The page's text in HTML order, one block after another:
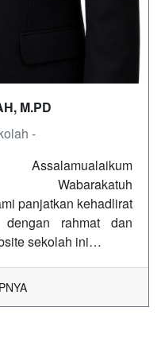
M.PD
-
Assalamualaikum
panjatkan kehadlirat
rahmat dan
sekolah ini…